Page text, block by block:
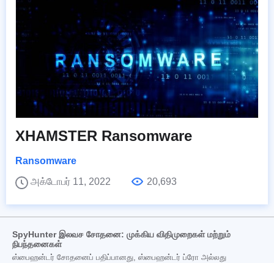
XHAMSTER Ransomware
Ransomware
அக்டோபர் 11, 2022
20,693
SpyHunter இலவச சோதனை: முக்கிய விதிமுறைகள் மற்றும்
நிபந்தனைகள்
ஸ்பைஹன்டர் சோதனைப் பதிப்பானது, ஸ்பைஹன்டர் ப்ரோ அல்லது